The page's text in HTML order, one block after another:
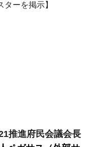
ターを掲示】
推進府民会議会長